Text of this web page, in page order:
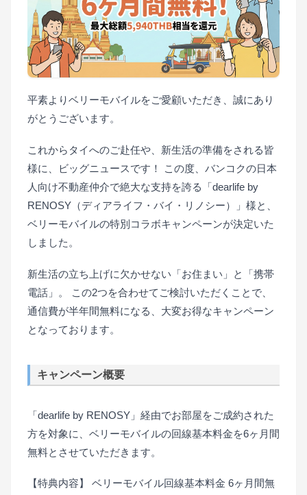
平素よりベリーモバイルをご愛顧いただき、誠にあり
がとうございます。
これからタイへのご赴任や、新生活の準備をされる皆
様に、ビッグニュースです！ この度、バンコクの日本
人向け不動産仲介で絶大な支持を誇る「dearlife by
RENOSY（ディアライフ・バイ・リノシー）」様と、
ベリーモバイルの特別コラボキャンペーンが決定いた
しました。
新生活の立ち上げに欠かせない「お住まい」と「携帯
電話」。 この2つを合わせてご検討いただくことで、
通信費が半年間無料になる、大変お得なキャンペーン
となっております。
キャンペーン概要
「dearlife by RENOSY」経由でお部屋をご成約された
方を対象に、ベリーモバイルの回線基本料金を6ヶ月間
無料とさせていただきます。
【特典内容】 ベリーモバイル回線基本料金 6ヶ月間無